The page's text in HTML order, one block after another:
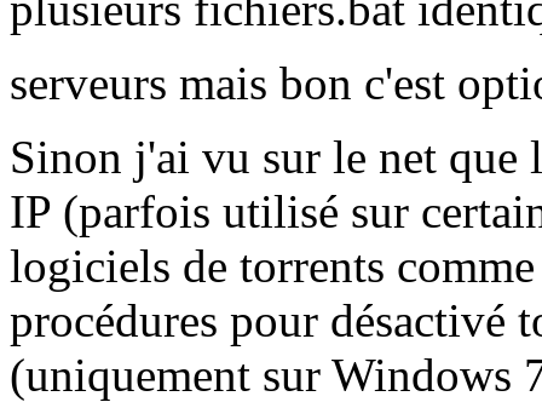
serveurs mais bon c'est
Sinon j'ai vu sur le net que
IP (parfois utilisé sur
logiciels de torrents
procédures pour désactivé
(uniquement sur Windows